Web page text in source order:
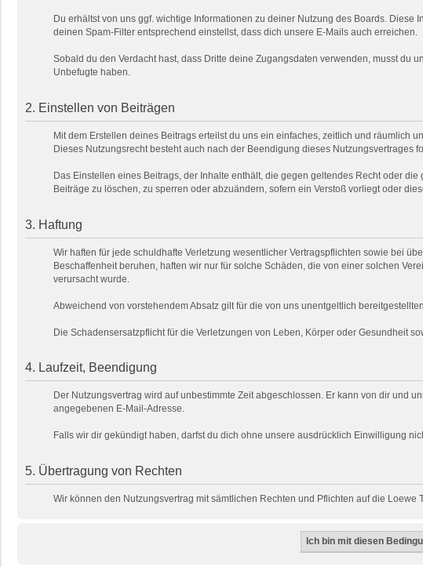
Du erhältst von uns ggf. wichtige Informationen zu deiner Nutzung des Boards.
deinen Spam-Filter entsprechend einstellst, dass dich unsere E-Mails auch erreichen.
Sobald du den Verdacht hast, dass Dritte deine Zugangsdaten verwenden, musst du
Unbefugte haben.
2. Einstellen von Beiträgen
Mit dem Erstellen deines Beitrags erteilst du uns ein einfaches, zeitlich und räumlich
Dieses Nutzungsrecht besteht auch nach der Beendigung dieses Nutzungsvertrages
Das Einstellen eines Beitrags, der Inhalte enthält, die gegen geltendes Recht oder
Beiträge zu löschen, zu sperren oder abzuändern, sofern ein Verstoß vorliegt oder
3. Haftung
Wir haften für jede schuldhafte Verletzung wesentlicher Vertragspflichten sowie bei
Beschaffenheit beruhen, haften wir nur für solche Schäden, die von einer solchen
verursacht wurde.
Abweichend von vorstehendem Absatz gilt für die von uns unentgeltlich
Die Schadensersatzpflicht für die Verletzungen von Leben, Körper oder Gesundheit
4. Laufzeit, Beendigung
Der Nutzungsvertrag wird auf unbestimmte Zeit abgeschlossen. Er kann von dir und
angegebenen E-Mail-Adresse.
Falls wir dir gekündigt haben, darfst du dich ohne unsere ausdrücklich Einwilligung
5. Übertragung von Rechten
Wir können den Nutzungsvertrag mit sämtlichen Rechten und Pflichten auf die